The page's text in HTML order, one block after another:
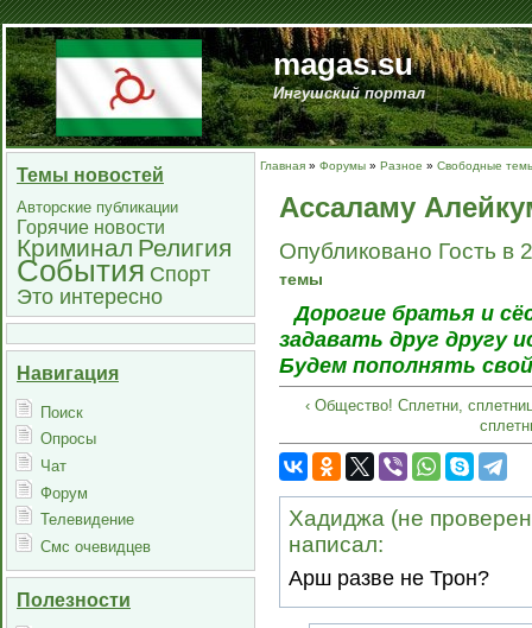
magas.su
Ингушский портал
Темы новостей
Авторские публикации
Горячие новости
Криминал Религия
События Спорт
Это интересно
Навигация
Поиск
Опросы
Чат
Форум
Телевидение
Смс очевидцев
Полезности
Главная » Форумы » Разное » Свободные
Ассаламу
Опубликовано Гость в
темы
Дорогие братья и
задавать друг другу
Будем пополнять
‹ Общество! Сплетни,
Хадиджа (не
написал:
Арш разве не Трон?